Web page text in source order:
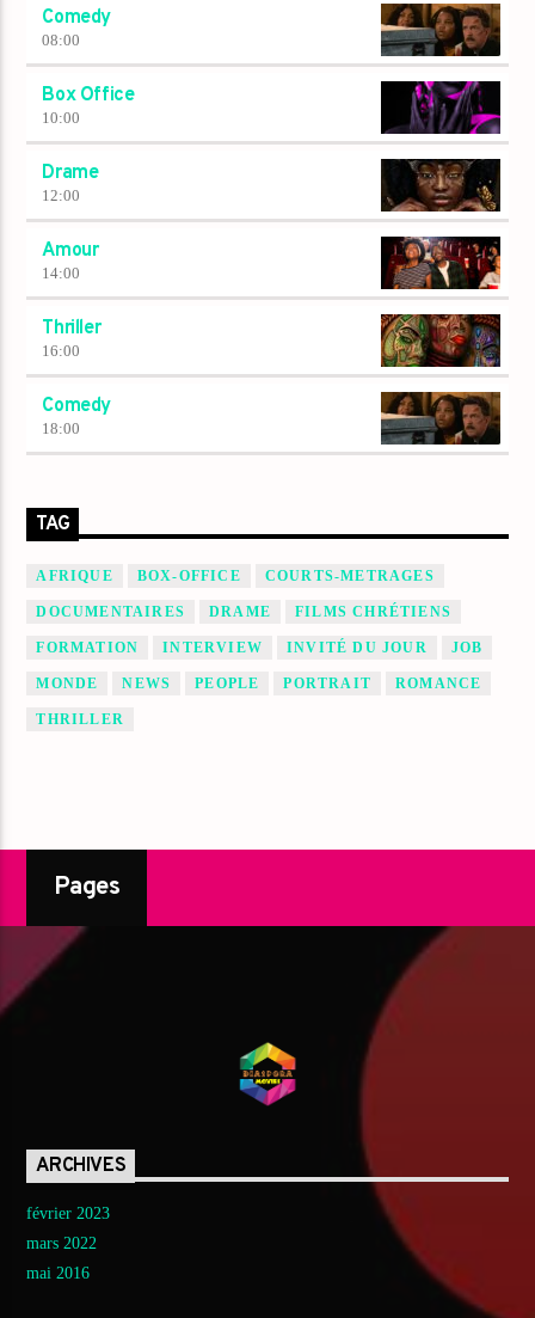
Comedy
08:00
Box Office
10:00
Drame
12:00
Amour
14:00
Thriller
16:00
Comedy
18:00
TAG
AFRIQUE BOX-OFFICE COURTS-METRAGES
DOCUMENTAIRES DRAME FILMS CHRÉTIENS
FORMATION INTERVIEW INVITÉ DU JOUR JOB
MONDE NEWS PEOPLE PORTRAIT ROMANCE
THRILLER
Pages
ARCHIVES
février 2023
mars 2022
mai 2016